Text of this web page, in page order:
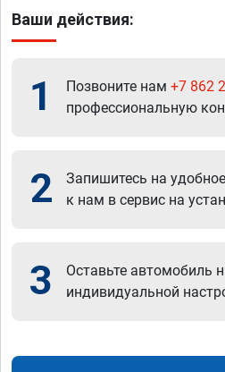
Ваши действия:
1 Позвоните нам +7 862
профессиональную
2
Запишитесь на
к нам в сервис на
3
Оставьте автомобиль
индивидуальной